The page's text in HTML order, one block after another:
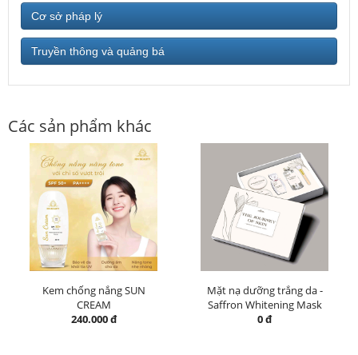
Cơ sở pháp lý
Truyền thông và quảng bá
Các sản phẩm khác
Kem chống nắng SUN
CREAM
240.000 đ
Mặt nạ dưỡng trắng da -
Saffron Whitening Mask
0 đ